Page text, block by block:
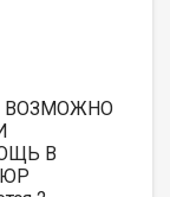
ВОЗМОЖНО
В